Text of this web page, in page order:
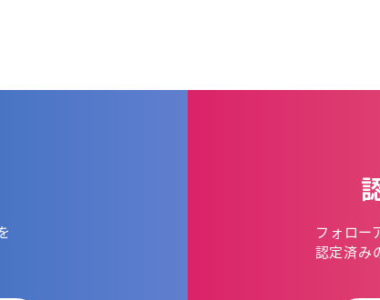
フォロー
認定済み